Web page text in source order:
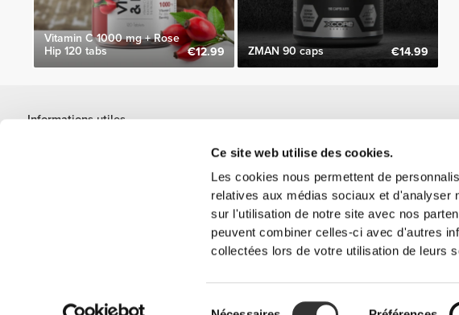
Ce site web utilise des cookies.
Les cookies nous permettent de
relatives aux médias sociaux et d'analyser
sur l'utilisation de notre site avec nos
peuvent combiner celles-ci avec d'autres
collectées lors de votre utilisation de leurs
Vitamin C 1000 mg + Rose
Hip 120 tabs
€12.99 ZMAN 90 caps €14.99
Informations utiles